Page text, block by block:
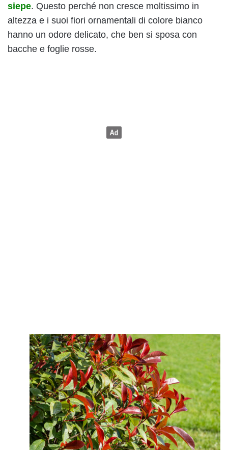
siepe. Questo perché non cresce moltissimo in
altezza e i suoi fiori ornamentali di colore bianco
hanno un odore delicato, che ben si sposa con
bacche e foglie rosse.